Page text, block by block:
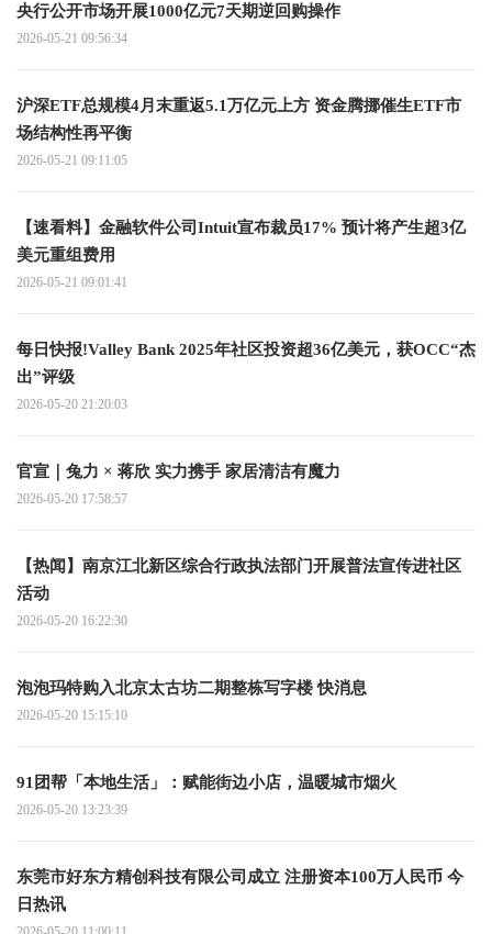
央行公开市场开展1000亿元7天期逆回购操作
2026-05-21 09:56:34
沪深ETF总规模4月末重返5.1万亿元上方 资金腾挪催生ETF市
场结构性再平衡
2026-05-21 09:11:05
【速看料】金融软件公司Intuit宣布裁员17% 预计将产生超3亿
美元重组费用
2026-05-21 09:01:41
每日快报!Valley Bank 2025年社区投资超36亿美元，获OCC“杰
出”评级
2026-05-20 21:20:03
官宣｜兔力 × 蒋欣 实力携手 家居清洁有魔力
2026-05-20 17:58:57
【热闻】南京江北新区综合行政执法部门开展普法宣传进社区
活动
2026-05-20 16:22:30
泡泡玛特购入北京太古坊二期整栋写字楼 快消息
2026-05-20 15:15:10
91团帮「本地生活」：赋能街边小店，温暖城市烟火
2026-05-20 13:23:39
东莞市好东方精创科技有限公司成立 注册资本100万人民币 今
日热讯